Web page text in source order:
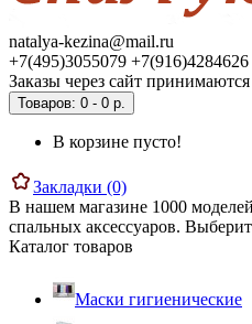
natalya-kezina@mail.ru
+7(495)3055079 +7(916)4284626
Заказы через сайт
Товаров: 0 - 0 р.
В корзине пусто!
Закладки (0)
В нашем магазине 1000
спальных аксессуаров.
Каталог товаров
Маски гигиенические